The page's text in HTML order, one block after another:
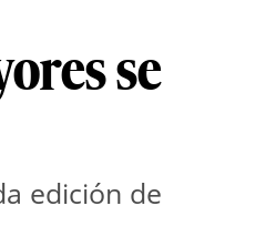
se
edición de